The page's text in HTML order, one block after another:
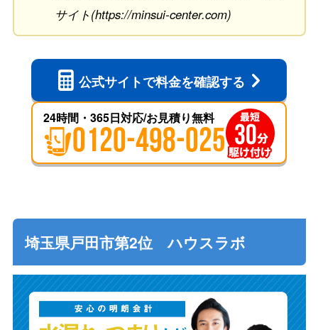
サイト(https://minsui-center.com)
公式サイトで料金を確認する
24時間・365日対応/お見積り無料
0120-498-025
埼玉県戸田市第2位 ハウスラボ